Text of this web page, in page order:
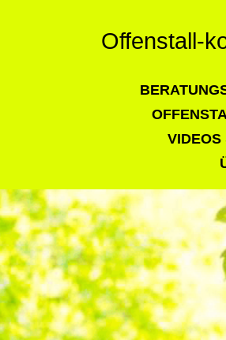
Offenstall-
VIDEOS